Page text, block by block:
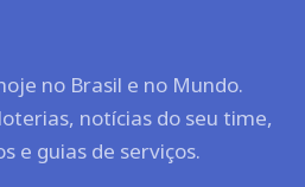
no Brasil e no Mundo.
notícias do seu time,
e guias de serviços.